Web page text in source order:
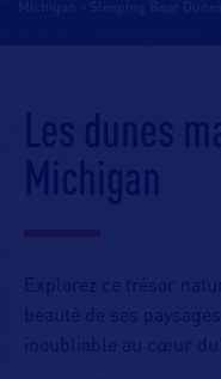
Les dunes
Explorez ce trésor
beauté de ses
inoubliable au cœur du